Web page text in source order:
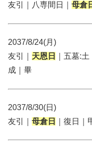
友引｜八専間日｜ 母倉
2037/8/24(月)
友引｜ 天恩日 ｜五墓:土
成｜畢
2037/8/30(日)
友引｜ 母倉日 ｜復日